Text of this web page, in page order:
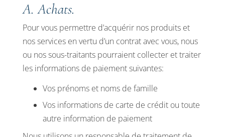
A. Achats.
Pour vous permettre d’acquérir nos produits et
nos services en vertu d’un contrat avec vous, nous
ou nos sous-traitants pourraient collecter et traiter
les informations de paiement suivantes:
Vos prénoms et noms de famille
Vos informations de carte de crédit ou toute
autre information de paiement